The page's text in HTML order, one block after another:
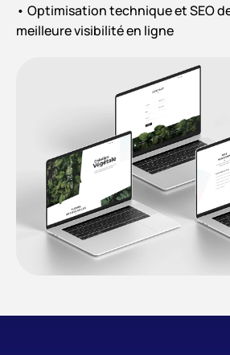
• Optimisation technique et SEO
meilleure visibilité en ligne